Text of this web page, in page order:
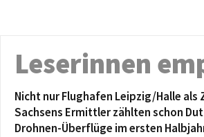
Leserinnen
Nicht nur Flughafen Leipzig/Halle als
Sachsens Ermittler zählten schon
Drohnen-Überflüge im ersten